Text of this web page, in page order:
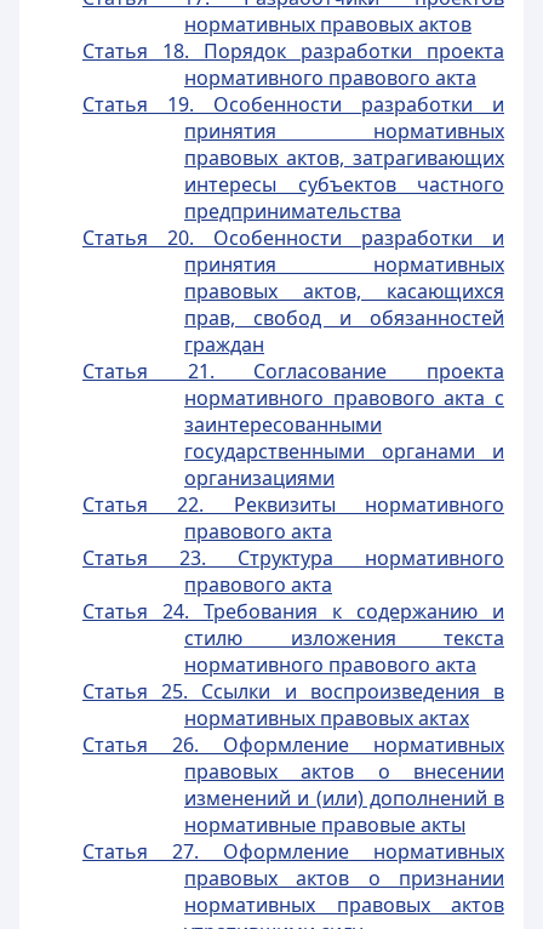
нормативных правовых актов
Статья 18. Порядок разработки проекта
нормативного правового акта
Статья 19. Особенности разработки и
принятия нормативных
правовых актов, затрагивающих
интересы субъектов частного
предпринимательства
Статья 20. Особенности разработки и
принятия нормативных
правовых актов, касающихся
прав, свобод и обязанностей
граждан
Статья 21. Согласование проекта
нормативного правового акта с
заинтересованными
государственными органами и
организациями
Статья 22. Реквизиты нормативного
правового акта
Статья 23. Структура нормативного
правового акта
Статья 24. Требования к содержанию и
стилю изложения текста
нормативного правового акта
Статья 25. Ссылки и воспроизведения в
нормативных правовых актах
Статья 26. Оформление нормативных
правовых актов о внесении
изменений и (или) дополнений в
нормативные правовые акты
Статья 27. Оформление нормативных
правовых актов о признании
нормативных правовых актов